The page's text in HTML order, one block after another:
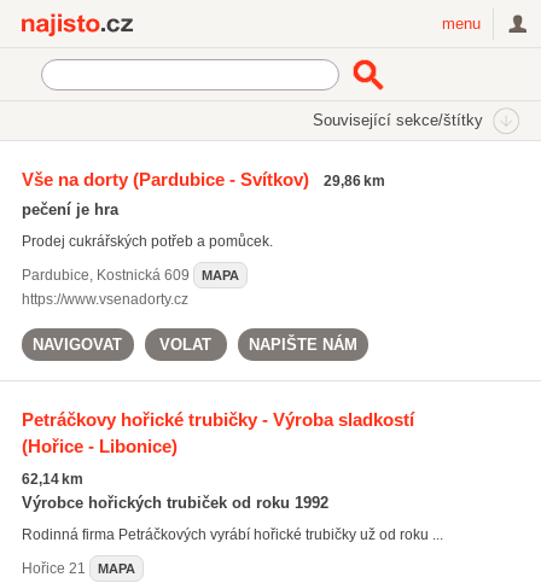
menu
Související sekce/štítky
Potraviny a nápoje
Cukrovinky a cukrářské výrobky
Vše na dorty(Pardubice - Svítkov) 29,86 km
pečení je hra
Prodej cukrářských potřeb a pomůcek.
Pardubice, Kostnická 609 MAPA
https://www.vsenadorty.cz
NAVIGOVAT VOLAT NAPIŠTE NÁM
Petráčkovy hořické trubičky - Výroba sladkostí
(Hořice - Libonice)
62,14 km
Výrobce hořických trubiček od roku 1992
Rodinná firma Petráčkových vyrábí hořické trubičky už od roku ...
Hořice 21 MAPA